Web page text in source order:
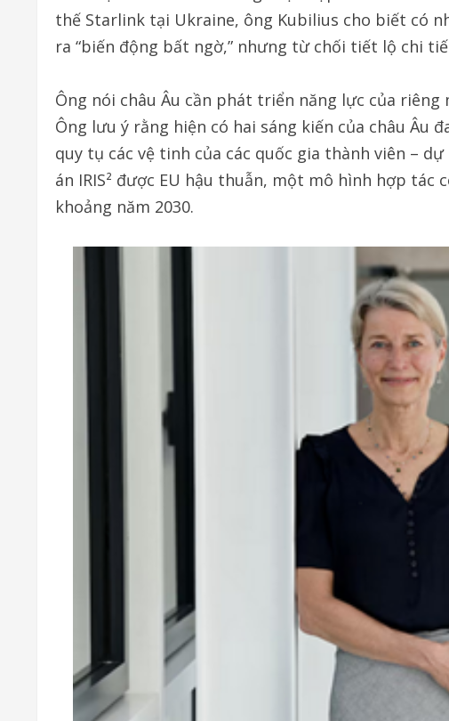
thế Starlink tại Ukraine, ông Kubilius cho biết có
ra “biến động bất ngờ,” nhưng từ chối tiết lộ chi
Ông nói châu Âu cần phát triển năng lực của riêng
Ông lưu ý rằng hiện có hai sáng kiến của châu Âu
quy tụ các vệ tinh của các quốc gia thành viên –
án IRIS² được EU hậu thuẫn, một mô hình hợp
khoảng năm 2030.